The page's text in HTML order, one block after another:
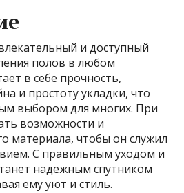
и доступный
полов в любом
в себе прочность,
и простоту укладки, что
выбором для многих. При
возможности и
материала, чтобы он служил
С правильным уходом и
надежным спутником
ему уют и стиль.